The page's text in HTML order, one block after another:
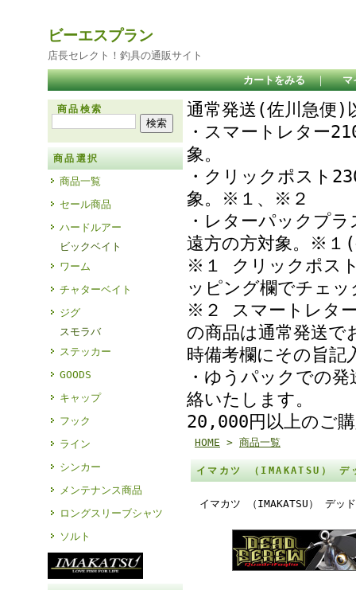
ビーエスプラン
店長セレクト！釣具の通販サイト
カートをみる ｜ マ
商品検索
商品選択
商品一覧
セール商品
ハードルアー
ビックベイト
ワーム
チャターベイト
ジグ
スモラバ
ステッカー
GOODS
キャップ
フック
ライン
シンカー
メンテナンス商品
ロングスリーブシャツ
ソルト
通常発送(佐川急便)
・スマートレター
象
・クリックポスト
象。※１、※２
・レターパックプ
遠方の方対象。※１
※１ クリックポス
ッピング欄でチェ
※２ スマートレタ
の商品は通常発送で
時備考欄にその旨記
・ゆうパックでの
絡いたします。
20,000円以上のご
HOME > 商品一覧
イマカツ （IMAKATSU） デ
イマカツ （IMAKATSU） デッ